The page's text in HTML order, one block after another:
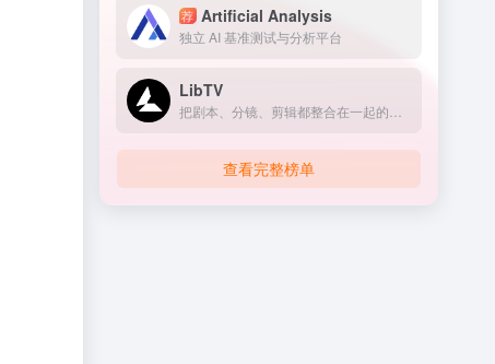
荐 Artificial Analysis
独立 AI 基准测试与分析平台
LibTV
查看完整榜单